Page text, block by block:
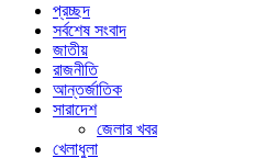
প্রচ্ছদ
সর্বশেষ সংবাদ
জাতীয়
রাজনীতি
আন্তর্জাতিক
সারাদেশ
জেলার খবর
খেলাধুলা